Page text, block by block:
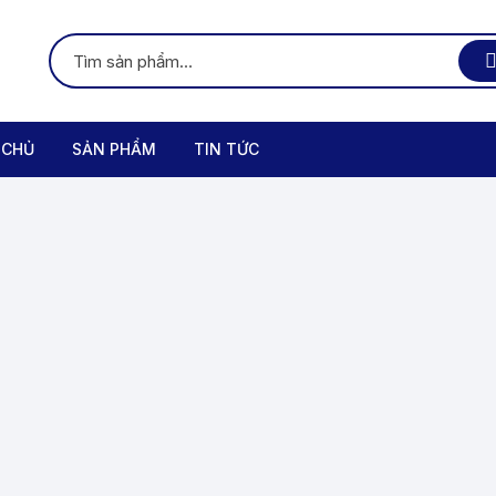
SẢN PHẨM TIN TỨC